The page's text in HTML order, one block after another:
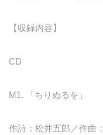
【収録内容】
CD
M1. 「ちりぬるを」
作詩：松井五郎／作曲